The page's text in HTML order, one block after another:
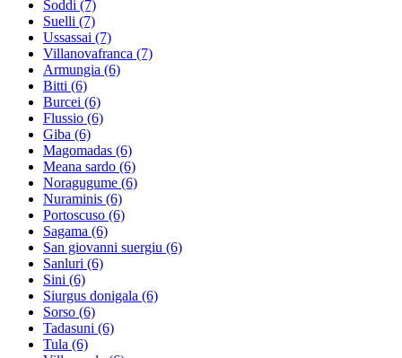
Soddi (7)
Suelli (7)
Ussassai (7)
Villanovafranca (7)
Armungia (6)
Bitti (6)
Burcei (6)
Flussio (6)
Giba (6)
Magomadas (6)
Meana sardo (6)
Noragugume (6)
Nuraminis (6)
Portoscuso (6)
Sagama (6)
San giovanni suergiu (6)
Sanluri (6)
Sini (6)
Siurgus donigala (6)
Sorso (6)
Tadasuni (6)
Tula (6)